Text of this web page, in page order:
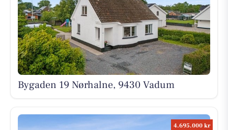
Bygaden 19 Nørhalne, 9430 Vadum
4.695.000 kr